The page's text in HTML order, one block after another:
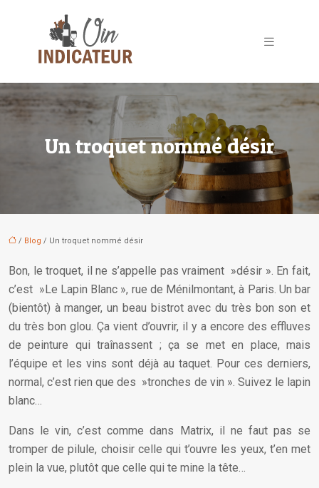
Un troquet nommé désir
/ Blog / Un troquet nommé désir
Bon, le troquet, il ne s’appelle pas vraiment »désir ». En fait,
c’est »Le Lapin Blanc », rue de Ménilmontant, à Paris. Un bar
(bientôt) à manger, un beau bistrot avec du très bon son et
du très bon glou. Ça vient d’ouvrir, il y a encore des effluves
de peinture qui traînassent ; ça se met en place, mais
l’équipe et les vins sont déjà au taquet. Pour ces derniers,
normal, c’est rien que des »tronches de vin ». Suivez le lapin
blanc…
Dans le vin, c’est comme dans Matrix, il ne faut pas se
tromper de pilule, choisir celle qui t’ouvre les yeux, t’en met
plein la vue, plutôt que celle qui te mine la tête…